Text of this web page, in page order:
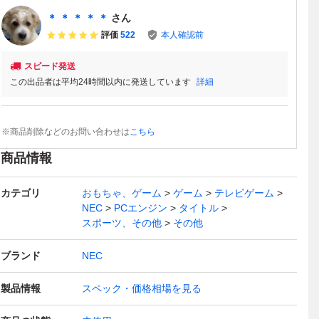
＊ ＊ ＊ ＊ ＊ さん
評価 522 本人確認前
スピード発送
この出品者は平均24時間以内に発送しています 詳細
※商品削除などのお問い合わせはこちら
商品情報
カテゴリ おもちゃ、ゲーム ゲーム
テレビゲーム
NEC
PCエンジン
タイトル
スポーツ、その他
その他
ブランド NEC
製品情報 スペック・価格相場を見る